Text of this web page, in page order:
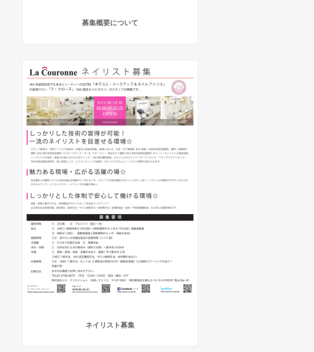
募集概要について
ネイリスト募集